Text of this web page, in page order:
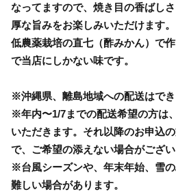
なってますので、焼き目の香ばし
厚な旨みをお楽しみいただけます。
低農薬栽培の直七（酢みかん）で
で当店にしかない味です。
※沖縄県、離島地域への配送はでき
※年内〜1/7までの配送希望の方は
いただきます。それ以降のお申込
で、ご希望の添えない場合がござい
※台風シーズンや、年末年始、雪
難しい場合があります。